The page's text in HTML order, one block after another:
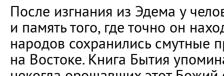
После изгнания из Эдема у
и память того, где точно он
народов сохранились смутные
на Востоке. Книга Бытия